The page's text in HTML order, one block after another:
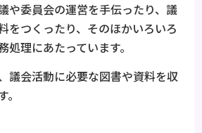
や委員会の運営を手伝ったり、議
をつくったり、そのほかいろいろ
処理にあたっています。
議会活動に必要な図書や資料を収